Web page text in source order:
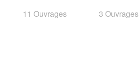
11 Ouvrages
3 Ouvrages